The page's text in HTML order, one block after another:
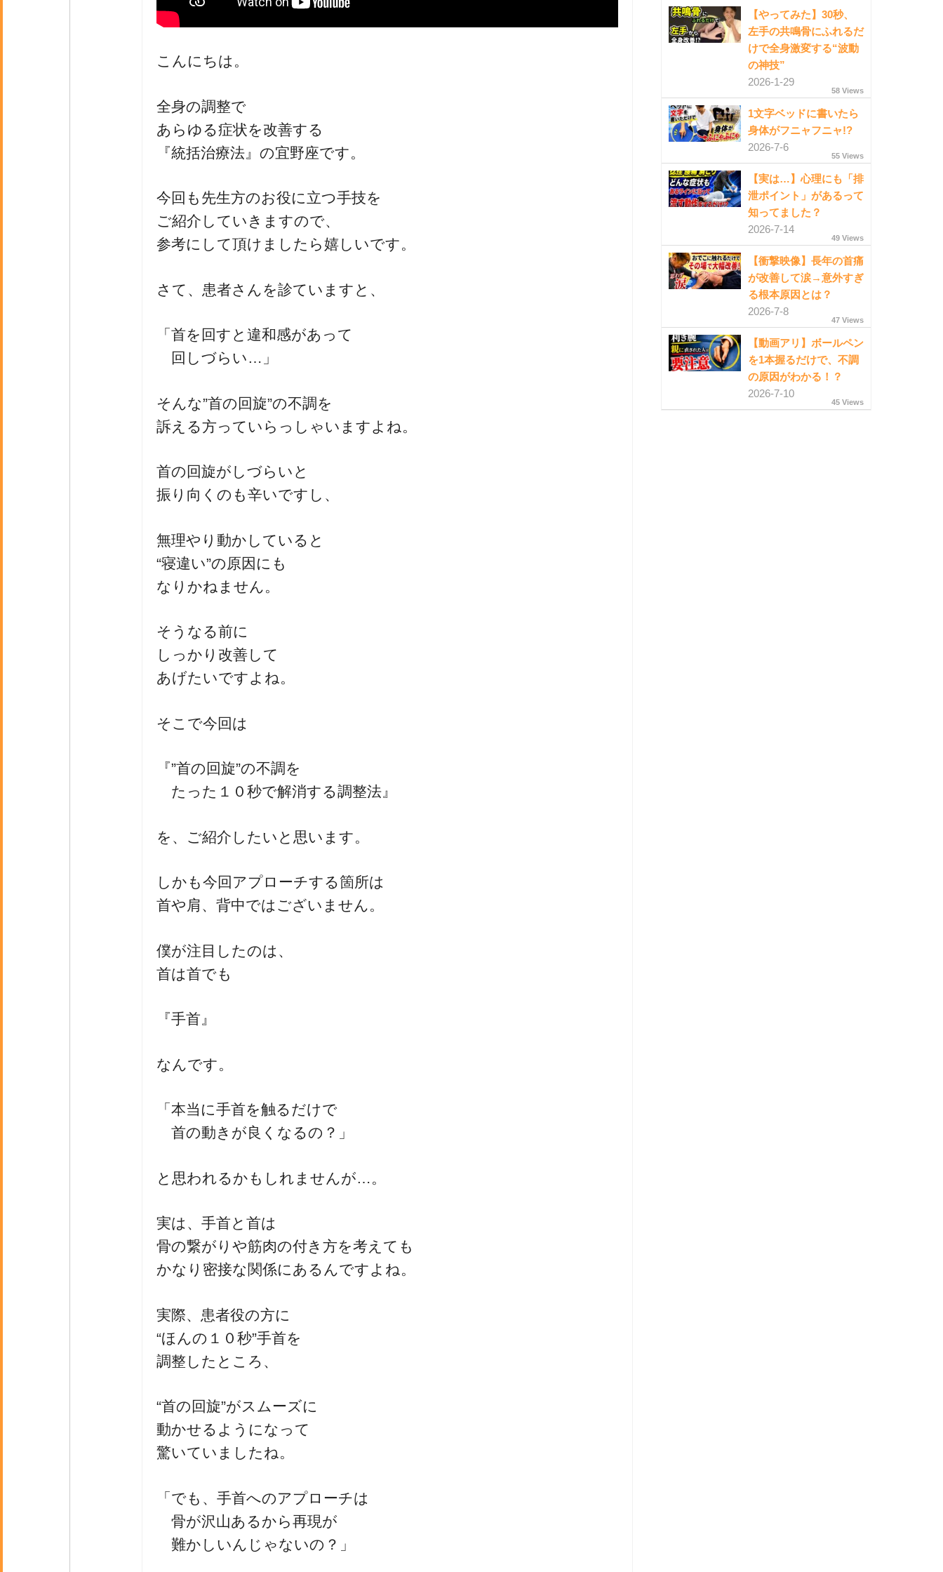
一流の整体師セミナー
こんにちは。
全身の調整で
あらゆる症状を改善する
『統括治療法』の宜野座です。
今回も先生方のお役に立つ手技を
ご紹介していきますので、
参考にして頂けましたら嬉しいです。
さて、患者さんを診ていますと、
「首を回すと違和感があって
回しづらい…」
そんな”首の回旋”の不調を
訴える方っていらっしゃいますよね。
首の回旋がしづらいと
振り向くのも辛いですし、
無理やり動かしていると
“寝違い”の原因にも
なりかねません。
そうなる前に
しっかり改善して
あげたいですよね。
そこで今回は
『”首の回旋”の不調を
たった１０秒で解消する調整法』
を、ご紹介したいと思います。
しかも今回アプローチする箇所は
首や肩、背中ではございません。
僕が注目したのは、
首は首でも
『手首』
なんです。
「本当に手首を触るだけで
首の動きが良くなるの？」
と思われるかもしれませんが…。
実は、手首と首は
骨の繋がりや筋肉の付き方を考えても
かなり密接な関係にあるんですよね。
実際、患者役の方に
“ほんの１０秒”手首を
調整したところ、
“首の回旋”がスムーズに
動かせるようになって
驚いていましたね。
「でも、手首へのアプローチは
骨が沢山あるから再現が
難かしいんじゃないの？」
【やってみた】30秒、
左手の共鳴骨にふれるだ
けで全身激変する“波動
の神技”
2026-1-29
58 Views
1文字ベッドに書いたら
身体がフニャフニャ!?
2026-7-6
55 Views
【実は…】心理にも「排
泄ポイント」があるって
知ってました？
2026-7-14
49 Views
【衝撃映像】長年の首痛
が改善して涙→意外すぎ
る根本原因とは？
2026-7-8
47 Views
【動画アリ】ボールペン
を1本握るだけで、不調
の原因がわかる！？
2026-7-10
45 Views